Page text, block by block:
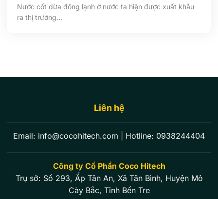
Nước cốt dừa đông lạnh ở nước ta hiện được xuất khẩu
ra thị trường...
Liên hệ
Email: info@cocohitech.com | Hotline: 0938244404
Công ty Cổ Phần Coco Hitech
Trụ sở: Số 293, Ấp Tân An, Xã Tân Bình, Huyện Mỏ
Cày Bắc, Tỉnh Bến Tre